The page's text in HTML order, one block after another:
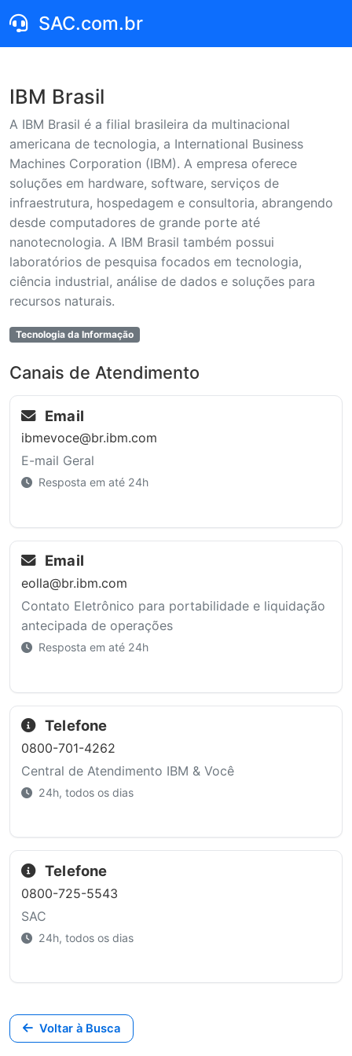
SAC.com.br
IBM Brasil
A IBM Brasil é a filial brasileira da multinacional
americana de tecnologia, a International Business
Machines Corporation (IBM). A empresa oferece
soluções em hardware, software, serviços de
infraestrutura, hospedagem e consultoria, abrangendo
desde computadores de grande porte até
nanotecnologia. A IBM Brasil também possui
laboratórios de pesquisa focados em tecnologia,
ciência industrial, análise de dados e soluções para
recursos naturais.
Tecnologia da Informação
Canais de Atendimento
Email
ibmevoce@br.ibm.com
E-mail Geral
Resposta em até 24h
Email
eolla@br.ibm.com
Contato Eletrônico para portabilidade e liquidação
antecipada de operações
Resposta em até 24h
Telefone
0800-701-4262
Central de Atendimento IBM & Você
24h, todos os dias
Telefone
0800-725-5543
SAC
24h, todos os dias
Voltar à Busca